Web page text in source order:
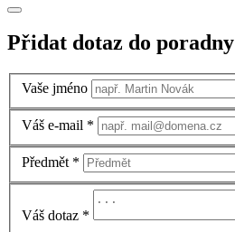
Přidat dotaz do poradny
Vaše jméno
Váš e-mail *
Předmět *
Váš dotaz *